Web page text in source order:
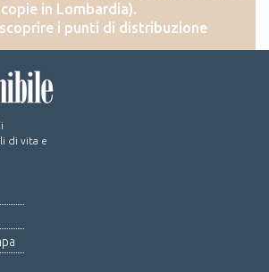
copie in Lombardia).
i punti di distribuzione
di vita e